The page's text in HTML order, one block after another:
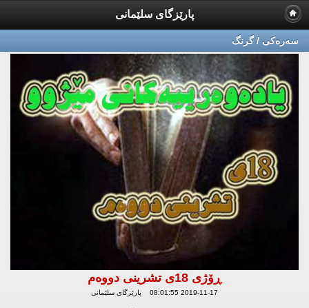
پارێزگای سلێمانی
سه‌ره‌كی / گرنگ
ڕۆژی 18ی تشرینی دووەم
2019-11-17 08:01:55 پارێزگای سلێمانی